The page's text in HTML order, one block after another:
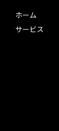
ホーム
サービス